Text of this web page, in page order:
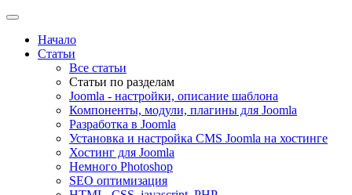
Начало
Статьи
Все статьи
Статьи по разделам
Joomla - настройки, описание шаблона
Компоненты, модули, плагины для Joomla
Разработка в Joomla
Установка и настройка CMS Joomla на хостинге
Хостинг для Joomla
Немного Photoshop
SEO оптимизация